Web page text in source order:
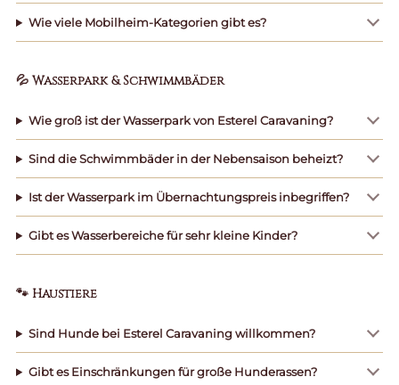
Wie viele Mobilheim-Kategorien gibt es?
💦 Wasserpark & Schwimmbäder
Wie groß ist der Wasserpark von Esterel Caravaning?
Sind die Schwimmbäder in der Nebensaison beheizt?
Ist der Wasserpark im Übernachtungspreis inbegriffen?
Gibt es Wasserbereiche für sehr kleine Kinder?
🐾 Haustiere
Sind Hunde bei Esterel Caravaning willkommen?
Gibt es Einschränkungen für große Hunderassen?